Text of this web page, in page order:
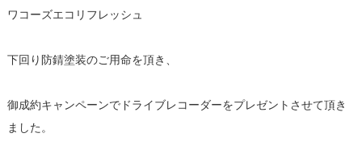
ワコーズエコリフレッシュ
下回り防錆塗装のご用命を頂き、
御成約キャンペーンでドライブレコーダーをプレゼントさせて頂き
ました。